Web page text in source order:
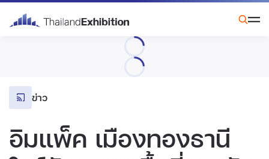
ข่าว
อิมแพ็ค เมืองทองธานี